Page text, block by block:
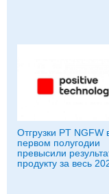
Отгрузки PT NGFW
первом полугодии
превысили
продукту за весь